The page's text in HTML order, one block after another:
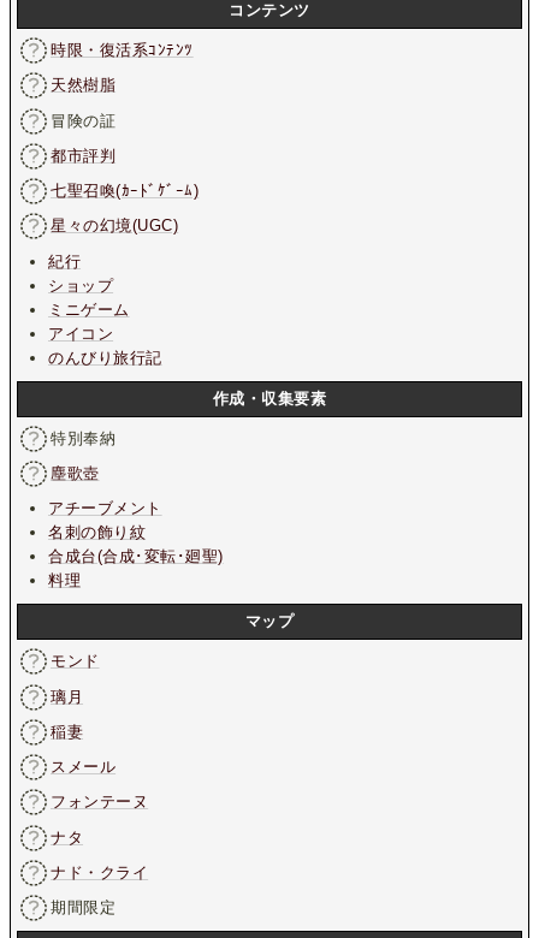
コンテンツ
時限・復活系ｺﾝﾃﾝﾂ
天然樹脂
冒険の証
都市評判
七聖召喚(ｶｰﾄﾞｹﾞｰﾑ)
星々の幻境(UGC)
紀行
ショップ
ミニゲーム
アイコン
のんびり旅行記
作成・収集要素
特別奉納
塵歌壺
アチーブメント
名刺の飾り紋
合成台(合成･変転･廻聖)
料理
マップ
モンド
璃月
稲妻
スメール
フォンテーヌ
ナタ
ナド・クライ
期間限定